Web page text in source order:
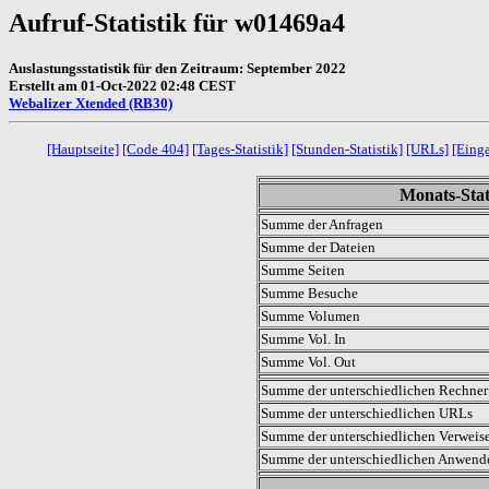
Aufruf-Statistik für w01469a4
Auslastungsstatistik für den Zeitraum: September 2022
Erstellt am 01-Oct-2022 02:48 CEST
Webalizer Xtended (RB30)
[Hauptseite] [Code 404] [Tages-Statistik] [Stunden-Statistik] [URLs]
Monats-
Summe der Anfragen
Summe der Dateien
Summe Seiten
Summe Besuche
Summe Volumen
Summe Vol. In
Summe Vol. Out
Summe der unterschiedlichen
Summe der unterschiedlichen URLs
Summe der unterschiedlichen
Summe der unterschiedlichen